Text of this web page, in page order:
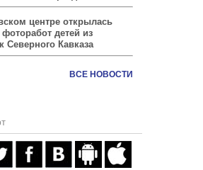
центре открылась
детей из
Северного Кавказа
ВСЕ НОВОСТИ